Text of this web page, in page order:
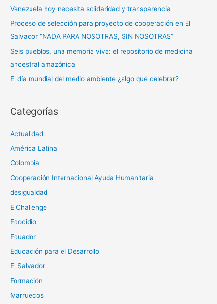
Venezuela hoy necesita solidaridad y transparencia
Proceso de selección para proyecto de cooperación en El
Salvador “NADA PARA NOSOTRAS, SIN NOSOTRAS”
Seis pueblos, una memoria viva: el repositorio de medicina
ancestral amazónica
El día mundial del medio ambiente ¿algo qué celebrar?
Categorías
Actualidad
América Latina
Colombia
Cooperación Internacional Ayuda Humanitaria
desigualdad
E Challenge
Ecocidio
Ecuador
Educación para el Desarrollo
El Salvador
Formación
Marruecos